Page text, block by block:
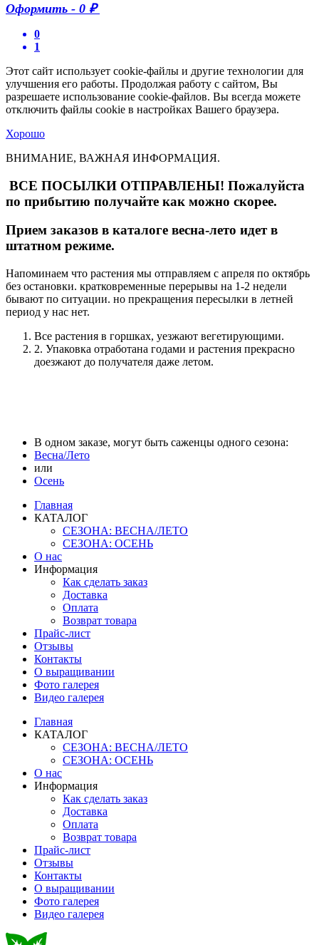
Оформить - 0 ₽
0
1
Этот сайт использует cookie-файлы и другие технологии для
улучшения его работы. Продолжая работу с сайтом, Вы
разрешаете использование cookie-файлов. Вы всегда можете
отключить файлы cookie в настройках Вашего браузера.
Хорошо
ВНИМАНИЕ, ВАЖНАЯ ИНФОРМАЦИЯ.
ВСЕ ПОСЫЛКИ ОТПРАВЛЕНЫ! Пожалуйста
по прибытию получайте как можно скорее.
Прием заказов в каталоге весна-лето идет в
штатном режиме.
Напоминаем что растения мы отправляем с апреля по октябрь
без остановки. кратковременные перерывы на 1-2 недели
бывают по ситуации. но прекращения пересылки в летней
период у нас нет.
Все растения в горшках, уезжают вегетирующими.
2. Упаковка отработана годами и растения прекрасно
доезжают до получателя даже летом.
В одном заказе, могут быть саженцы одного сезона:
Весна/Лето
или
Осень
Главная
КАТАЛОГ
СЕЗОНА: ВЕСНА/ЛЕТО
СЕЗОНА: ОСЕНЬ
О нас
Информация
Как сделать заказ
Доставка
Оплата
Возврат товара
Прайс-лист
Отзывы
Контакты
О выращивании
Фото галерея
Видео галерея
Главная
КАТАЛОГ
СЕЗОНА: ВЕСНА/ЛЕТО
СЕЗОНА: ОСЕНЬ
О нас
Информация
Как сделать заказ
Доставка
Оплата
Возврат товара
Прайс-лист
Отзывы
Контакты
О выращивании
Фото галерея
Видео галерея